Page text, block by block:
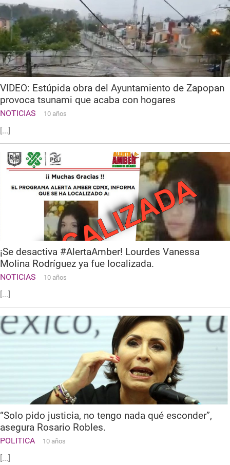
VIDEO: Estúpida obra del Ayuntamiento de Zapopan
provoca tsunami que acaba con hogares
NOTICIAS 10 años
[...]
¡Se desactiva #AlertaAmber! Lourdes Vanessa
Molina Rodríguez ya fue localizada.
NOTICIAS 10 años
[...]
“Solo pido justicia, no tengo nada qué esconder”,
asegura Rosario Robles.
POLITICA 10 años
[...]